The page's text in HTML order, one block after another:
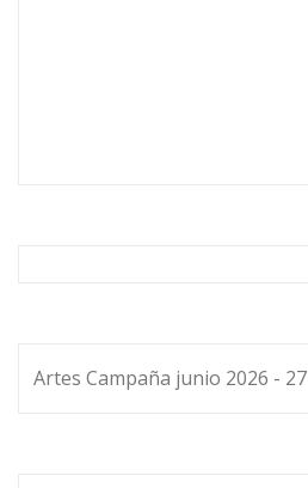
Artes Campaña junio 2026 - 27